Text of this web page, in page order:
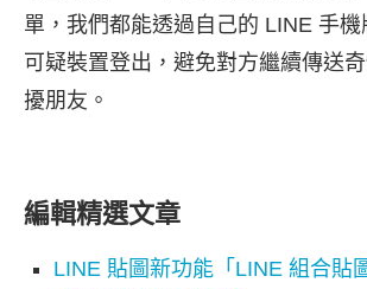
單，我們都能透過自己的 LINE 手
可疑裝置登出，避免對方繼續傳送
擾朋友。
編輯精選文章
LINE 貼圖新功能「LINE 組合貼